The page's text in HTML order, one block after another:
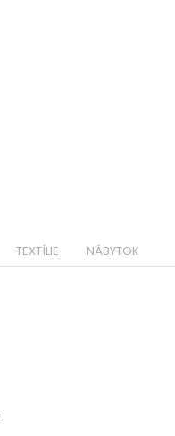
TEXTÍLIE
NÁBYTOK